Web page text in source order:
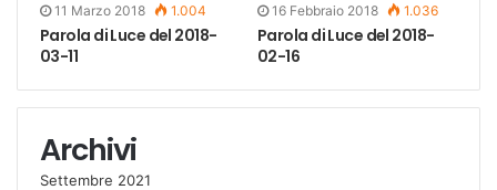
11 Marzo 2018 1.004
Parola di Luce del 2018-
03-11
16 Febbraio 2018 1.036
Parola di Luce del 2018-
02-16
Archivi
Settembre 2021